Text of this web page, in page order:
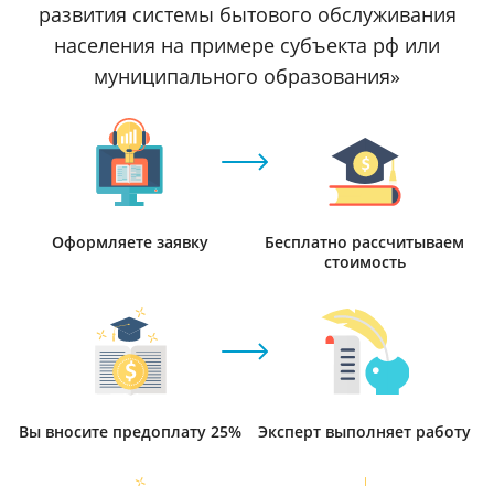
развития системы бытового обслуживания
населения на примере субъекта рф или
муниципального образования»
Оформляете заявку
Бесплатно рассчитываем
стоимость
Вы вносите предоплату 25% Эксперт выполняет работу